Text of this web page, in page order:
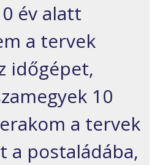
év alatt
a tervek
időgépet,
10
a tervek
a postaládába,